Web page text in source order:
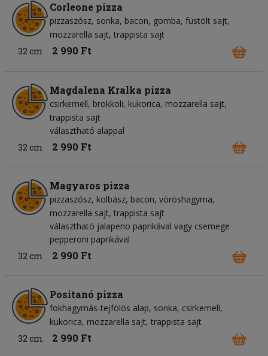
Corleone pizza
pizzaszósz sonka bacon gomba füstölt sajt
mozzarella sajt trappista sajt
32 cm
2 990 Ft
Magdalena Kralka pizza
csirkemell brokkoli kukorica mozzarella sajt
trappista sajt
választható alappal
32 cm
2 990 Ft
Magyaros pizza
pizzaszósz kolbász bacon vöröshagyma
mozzarella sajt trappista sajt
választható jalapeno paprikával vagy csemege
pepperoni paprikával
32 cm
2 990 Ft
Positanó pizza
fokhagymás-tejfölös alap sonka csirkemell
kukorica mozzarella sajt trappista sajt
32 cm
2 990 Ft